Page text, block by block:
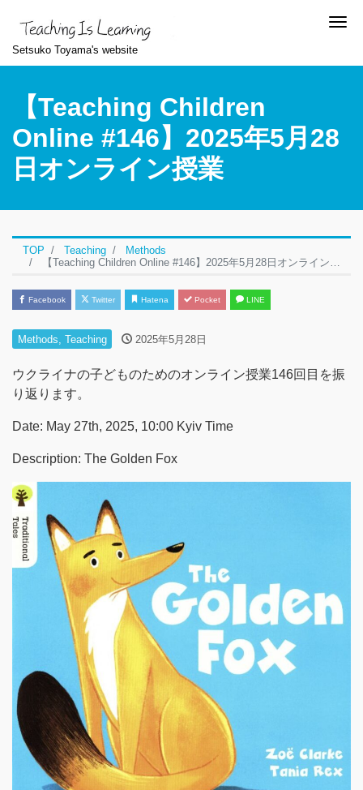
Setsuko Toyama's website
【Teaching Children
Online #146】2025年5月28
日オンライン授業
TOP Teaching
Methods
【Teaching Children Online #146】2025年5月28日オンライン授業
Facebook Twitter Hatena Pocket LINE
Methods Teaching 2025年5月28日
ウクライナの子どものためのオンライン授業146回目を振
り返ります。
Date: May 27th, 2025, 10:00 Kyiv Time
Description: The Golden Fox